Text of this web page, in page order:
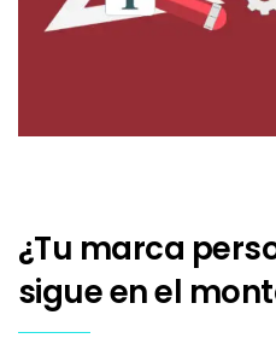
¿Tu marca
sigue en el